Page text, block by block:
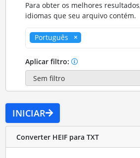
Para obter os melhores
idiomas que seu arquivo contém.
Português
Aplicar filtro:
INICIAR
Converter HEIF para TXT